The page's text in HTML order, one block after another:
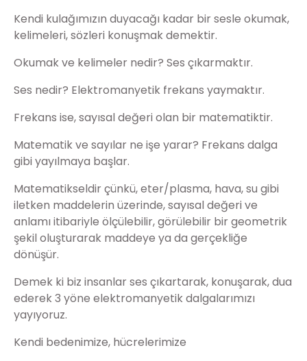
Kendi kulağımızın duyacağı kadar bir sesle okumak,
kelimeleri, sözleri konuşmak demektir.
Okumak ve kelimeler nedir? Ses çıkarmaktır.
Ses nedir? Elektromanyetik frekans yaymaktır.
Frekans ise, sayısal değeri olan bir matematiktir.
Matematik ve sayılar ne işe yarar? Frekans dalga
gibi yayılmaya başlar.
Matematikseldir çünkü, eter/plasma, hava, su gibi
iletken maddelerin üzerinde, sayısal değeri ve
anlamı itibariyle ölçülebilir, görülebilir bir geometrik
şekil oluşturarak maddeye ya da gerçekliğe
dönüşür.
Demek ki biz insanlar ses çıkartarak, konuşarak, dua
ederek 3 yöne elektromanyetik dalgalarımızı
yayıyoruz.
Kendi bedenimize, hücrelerimize